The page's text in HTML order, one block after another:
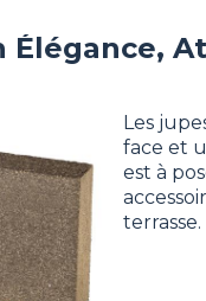
Les
face et
est à
terrasse.